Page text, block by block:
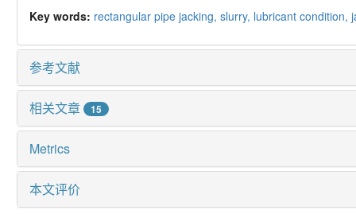
Key words: rectangular pipe jacking, slurry, lubricant condition,
参考文献
相关文章 15
Metrics
本文评价